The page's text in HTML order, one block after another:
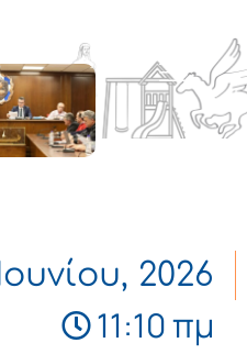
2026
11:10 πμ